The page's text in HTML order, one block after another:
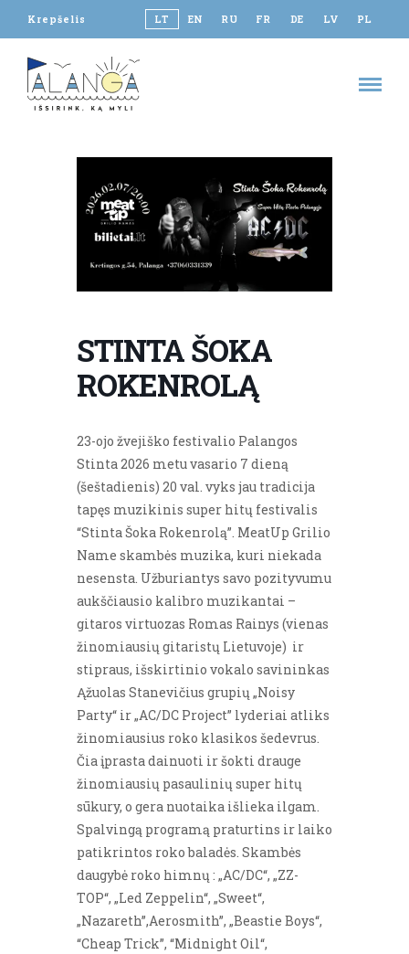
Krepšelis LT EN RU FR DE LV PL
STINTA ŠOKA
ROKENROLĄ
23-ojo žvejiško festivalio Palangos
Stinta 2026 metu vasario 7 dieną
(šeštadienis) 20 val. vyks jau tradicija
tapęs muzikinis super hitų festivalis
“Stinta Šoka Rokenrolą”. MeatUp Grilio
Name skambės muzika, kuri niekada
nesensta. Užburiantys savo pozityvumu
aukščiausio kalibro muzikantai –
gitaros virtuozas Romas Rainys (vienas
žinomiausių gitaristų Lietuvoje) ir
stipraus, išskirtinio vokalo savininkas
Ąžuolas Stanevičius grupių „Noisy
Party“ ir „AC/DC Project” lyderiai atliks
žinomiausius roko klasikos šedevrus.
Čia įprasta dainuoti ir šokti drauge
žinomiausių pasaulinių super hitų
sūkury, o gera nuotaika išlieka ilgam.
Spalvingą programą praturtins ir laiko
patikrintos roko baladės. Skambės
daugybė roko himnų : „AC/DC“, „ZZ-
TOP“, „Led Zeppelin“, „Sweet“,
„Nazareth”,Aerosmith”, „Beastie Boys“,
“Cheap Trick”, “Midnight Oil“,